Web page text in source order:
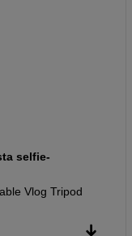
selfie-
Vlog Tripod